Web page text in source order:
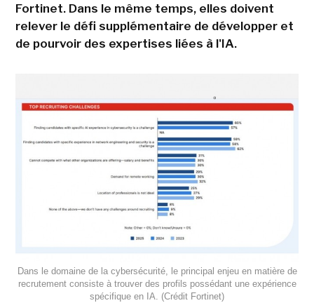
Fortinet. Dans le même temps, elles doivent
relever le défi supplémentaire de développer et
de pourvoir des expertises liées à l'IA.
Dans le domaine de la cybersécurité, le principal enjeu en matière de
recrutement consiste à trouver des profils possédant une expérience
spécifique en IA. (Crédit Fortinet)